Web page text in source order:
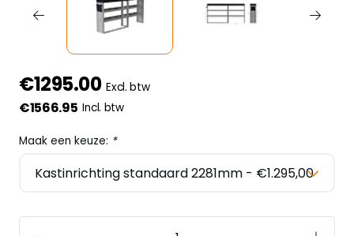
€1295.00 Excl. btw
€1566.95 Incl. btw
Maak een keuze: *